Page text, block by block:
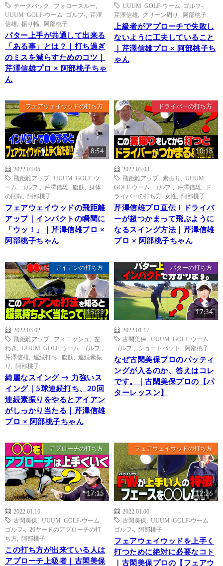
テークバック
フォロースルー
UUUM GOLF-ウーム ゴルフ-
芹澤
信雄
振り幅 阿部桃子
パター上手が共通して出来る
「ある事」とは？｜打ち過ぎ
のミスを減らすためのコツ｜
芹澤信雄プロ × 阿部桃子ちゃ
ん
UUUM GOLF-ウーム ゴルフ-
芹澤信雄
グリーン周り 阿部桃子
上級者がアプローチで失敗し
ないように工夫していること
｜芹澤信雄プロ × 阿部桃子ち
ゃん
フェアウェイウッドの打ち方
8:54
2022.03.05
飛距離アップ, UUUM GOLF-ウ
ーム ゴルフ-
芹澤信雄 腹筋
身体
の回転
阿部桃子
フェアウェイウッドの飛距離
アップ｜インパクトの瞬間に
「ウッ！」｜芹澤信雄プロ ×
阿部桃子ちゃん
ドライバーの打ち方
10:18
2022.03.03
飛距離アップ, 素振り
UUUM
GOLF-ウーム ゴルフ-
芹澤信雄
ド
ライバーの打ち方 女性
阿部桃子
芹澤信雄プロ直伝！ドライバ
ーが超つかまって飛ぶように
なるスイング方法｜芹澤信雄
プロ × 阿部桃子ちゃん
アイアンの打ち方
15:33
2022.03.02
飛距離アップ, フィニッシュ
左
わき
UUUM GOLF-ウーム ゴルフ-
芹澤信雄
連続打ち 腹筋
連続素振
り
阿部桃子
綺麗なスイング → 力強いス
イング｜5球連続打ち、20回
連続素振りをやるとアイアン
がしっかり当たる｜芹澤信雄
プロ × 阿部桃子ちゃん
パターの打ち方
17:34
2022.01.17
古閑美保
UUUM GOLF-ウーム
ゴルフ-
ショートパット 阿部桃子
なぜ古閑美保プロのパッティ
ングが入るのか、答えはコレ
です。｜古閑美保プロの【パ
ターレッスン】
アプローチの打ち方
17:15
2022.01.16
古閑美保
UUUM GOLF-ウーム
ゴルフ-
20ヤードのアプローチの打
ち方
阿部桃子
この打ち方が出来ている人は
アプローチ上級者｜古閑美保
フェアウェイウッドの打ち方
12:26
2022.01.06
古閑美保
UUUM GOLF-ウーム
ゴルフ-
阿部桃子
フェアウェイウッドを上手く
打つために絶対に必要なコト
｜古閑美保プロの【フェアウ